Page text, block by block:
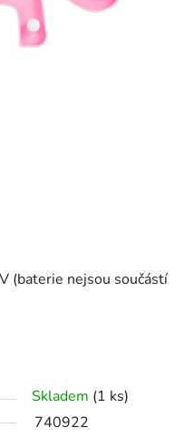
(baterie nejsou součástí
Skladem (1 ks)
740922